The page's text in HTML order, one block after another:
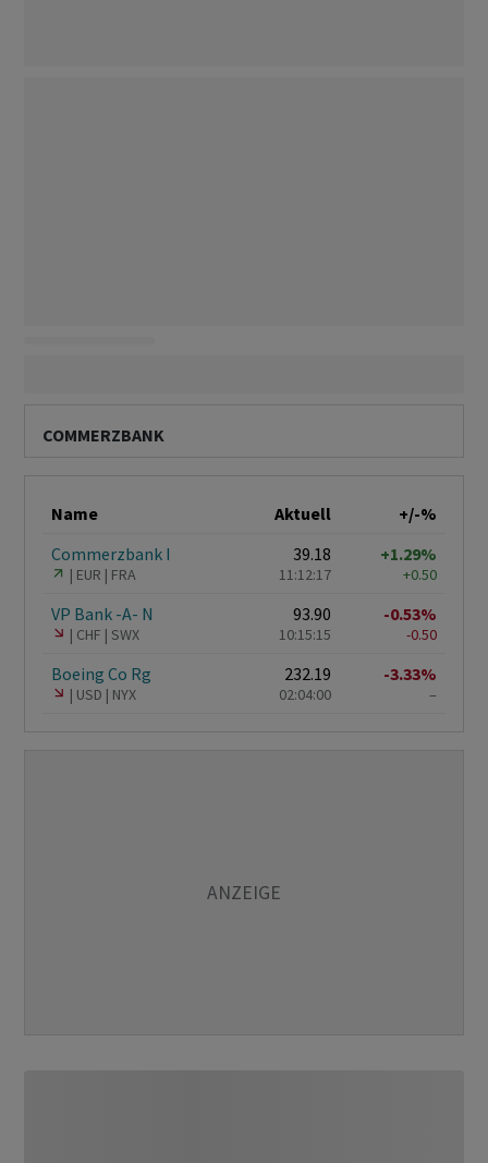
COMMERZBANK
Name Aktuell
+/-%
Commerzbank I
EUR FRA
39.18
11:12:17
+1.29%
+0.50
VP Bank -A- N
CHF SWX
93.90
10:15:15
-0.53%
-0.50
Boeing Co Rg
USD NYX
232.19
02:04:00
-3.33%
–